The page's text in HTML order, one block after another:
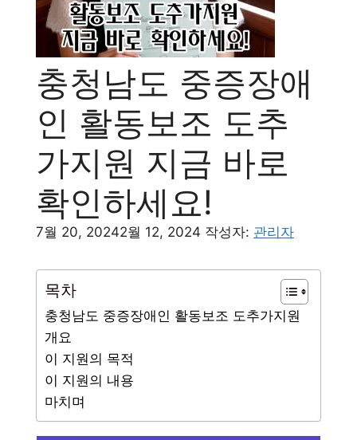
충청남도 중증장애
인 활동보조 도추
가지원 지금 바로
확인하세요!
7월 20, 20242월 12, 2024 작성자: 관리자
목차
충청남도 중증장애인 활동보조 도추가지원
개요
이 지원의 목적
이 지원의 내용
마치며